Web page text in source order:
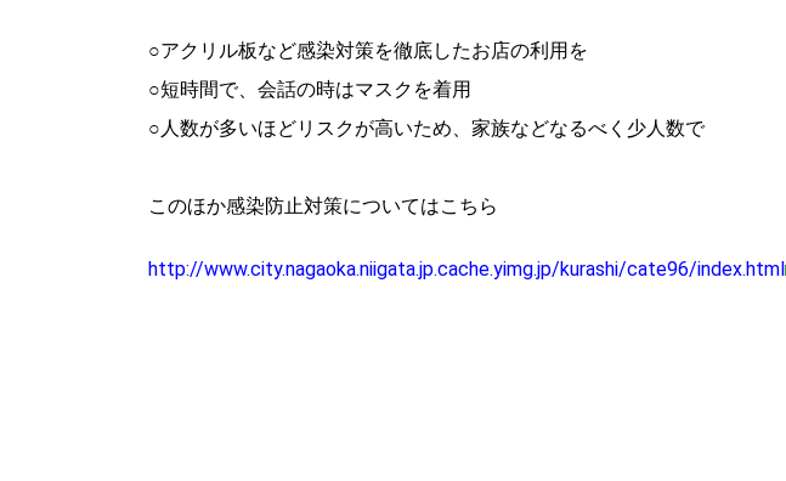
○アクリル板など感染対策を徹底したお店の利用を
○短時間で、会話の時はマスクを着用
○人数が多いほどリスクが高いため、家族などなるべく少人数で
このほか感染防止対策についてはこちら
http://www.city.nagaoka.niigata.jp.cache.yimg.jp/kurashi/cate96/index.html